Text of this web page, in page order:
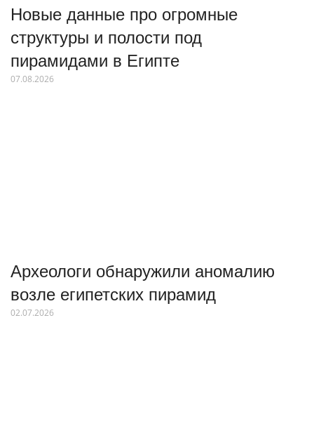
Новые данные про огромные
структуры и полости под
пирамидами в Египте
07.08.2026
Археологи обнаружили аномалию
возле египетских пирамид
02.07.2026